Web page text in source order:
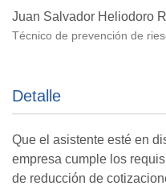
Juan Salvador Heliodoro
Técnico de prevención de
Detalle
Que el asistente esté en
empresa cumple los
de reducción de